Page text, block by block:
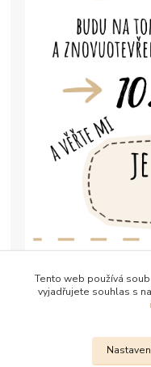
Tento web používá
vyjadřujete souhlas s